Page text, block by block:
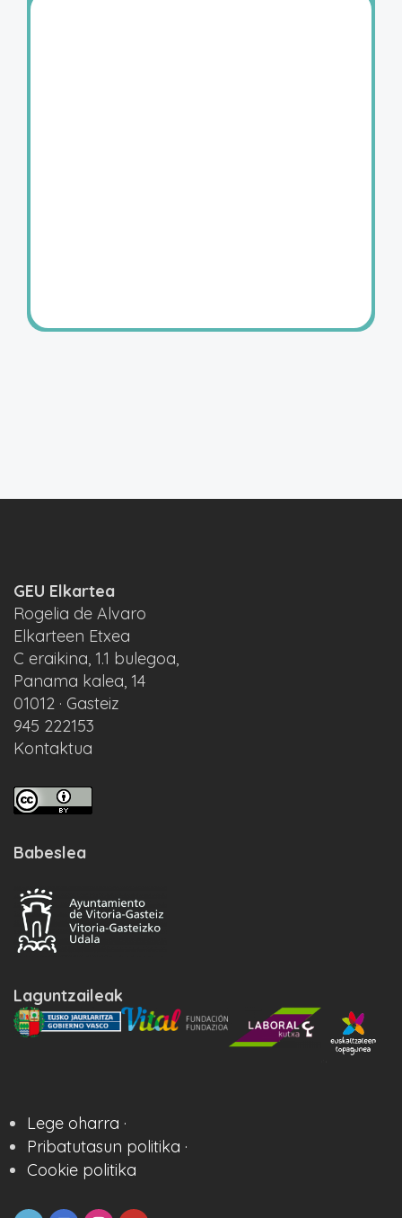
GEU Elkartea
Rogelia de Alvaro
Elkarteen Etxea
C eraikina, 1.1 bulegoa,
Panama kalea, 14
01012 · Gasteiz
945 222153
Kontaktua
Babeslea
Laguntzaileak
Lege oharra ·
Pribatutasun politika ·
Cookie politika